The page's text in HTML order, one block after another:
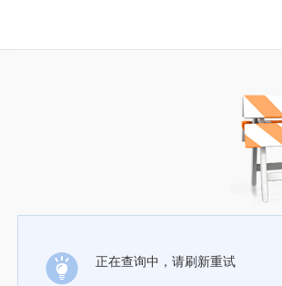
正在查询中，请刷新重试